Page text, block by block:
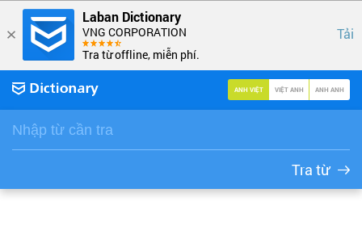
Laban Dictionary
VNG CORPORATION
Tra từ offline, miễn phí.
Tải
ANH VIỆT VIỆT ANH ANH ANH
Tra từ